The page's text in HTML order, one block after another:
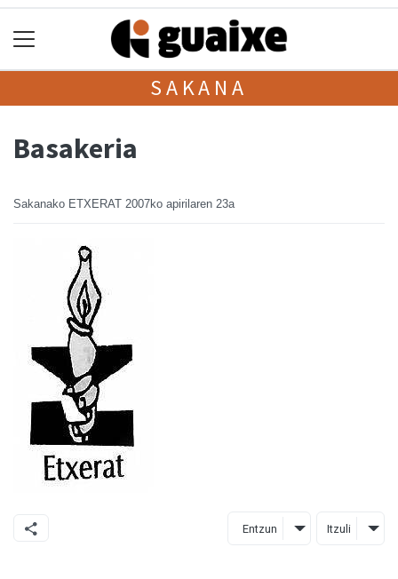
SAKANA
Basakeria
Sakanako ETXERAT 2007ko apirilaren 23a
Entzun Itzuli